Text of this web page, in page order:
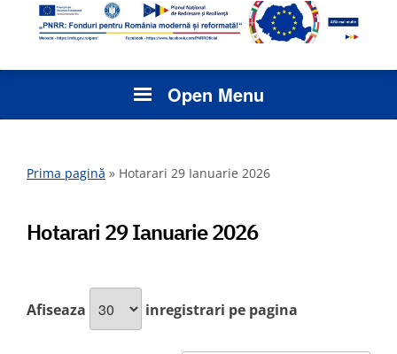
Open Menu
Prima pagină » Hotarari 29 Ianuarie 2026
Hotarari 29 Ianuarie 2026
Afiseaza inregistrari pe pagina